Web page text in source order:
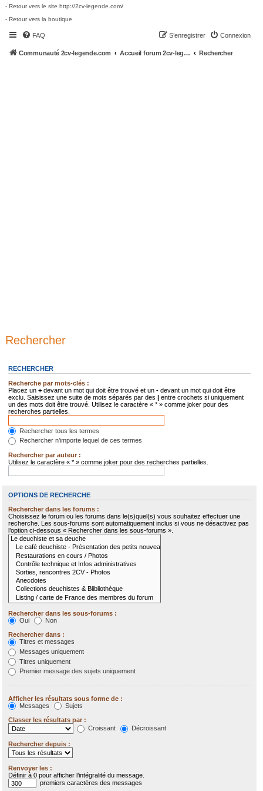
- Retour vers le site http://2cv-legende.com/
- Retour vers la boutique
FAQ Connexion
S’enregistrer
Communauté 2cv-legende.com Accueil forum 2cv-legende.com Rechercher
Rechercher
RECHERCHER
Recherche par mots-clés :
Placez un + devant un mot qui doit être trouvé et un - devant un mot qui doit être
exclu. Saisissez une suite de mots séparés par des | entre crochets si uniquement
un des mots doit être trouvé. Utilisez le caractère « * » comme joker pour des
recherches partielles.
Rechercher tous les termes
Rechercher n’importe lequel de ces termes
Rechercher par auteur :
Utilisez le caractère « * » comme joker pour des recherches partielles.
OPTIONS DE RECHERCHE
Rechercher dans les forums :
Choisissez le forum ou les forums dans le(s)quel(s) vous souhaitez effectuer une
recherche. Les sous-forums sont automatiquement inclus si vous ne désactivez pas
l’option ci-dessous « Rechercher dans les sous-forums ».
Rechercher dans les sous-forums :
Oui
Non
Rechercher dans :
Titres et messages
Messages uniquement
Titres uniquement
Premier message des sujets uniquement
Afficher les résultats sous forme de :
Messages
Sujets
Classer les résultats par :
Croissant
Décroissant
Rechercher depuis :
Renvoyer les :
Définir à 0 pour afficher l’intégralité du message.
premiers caractères des messages